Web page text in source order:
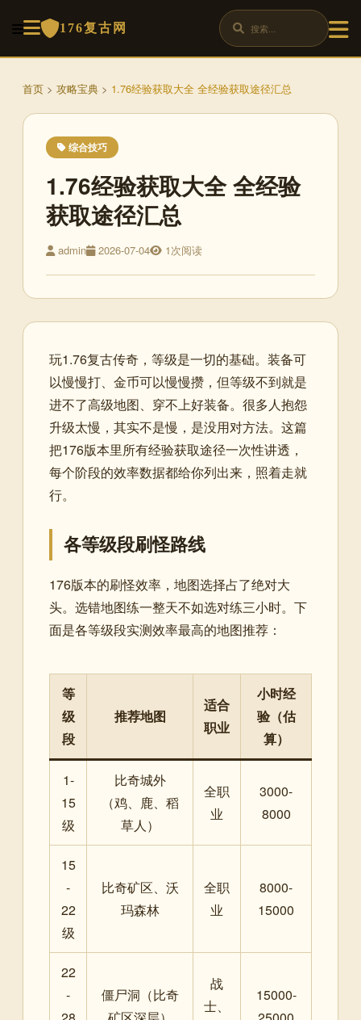
176复古网
首页 > 攻略宝典 > 1.76经验获取大全 全经验获取途径汇总
综合技巧
1.76经验获取大全 全经验
获取途径汇总
admin 2026-07-04 1次阅读
玩1.76复古传奇，等级是一切的基础。装备可
以慢慢打、金币可以慢慢攒，但等级不到就是
进不了高级地图、穿不上好装备。很多人抱怨
升级太慢，其实不是慢，是没用对方法。这篇
把176版本里所有经验获取途径一次性讲透，
每个阶段的效率数据都给你列出来，照着走就
行。
各等级段刷怪路线
176版本的刷怪效率，地图选择占了绝对大
头。选错地图练一整天不如选对练三小时。下
面是各等级段实测效率最高的地图推荐：
等
级
段
推荐地图
适合
职业
小时经
验（估
算）
1-
15
级
比奇城外
（鸡、鹿、稻
草人）
全职
业
3000-
8000
15
-
22
级
比奇矿区、沃
玛森林
全职
业
8000-
15000
22
-
僵尸洞（比奇
战
士、
15000-